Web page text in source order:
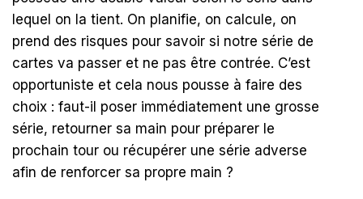
lequel on la tient. On planifie, on calcule, on
prend des risques pour savoir si notre série de
cartes va passer et ne pas être contrée. C’est
opportuniste et cela nous pousse à faire des
choix : faut-il poser immédiatement une grosse
série, retourner sa main pour préparer le
prochain tour ou récupérer une série adverse
afin de renforcer sa propre main ?